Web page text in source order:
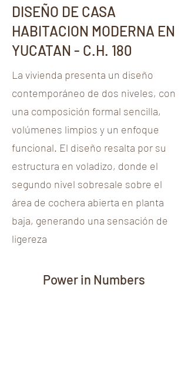
DISEÑO DE CASA
HABITACION MODERNA EN
YUCATAN - C.H. 180
La vivienda presenta un diseño
contemporáneo de dos niveles, con
una composición formal sencilla,
volúmenes limpios y un enfoque
funcional. El diseño resalta por su
estructura en voladizo, donde el
segundo nivel sobresale sobre el
área de cochera abierta en planta
baja, generando una sensación de
ligereza
Power in Numbers